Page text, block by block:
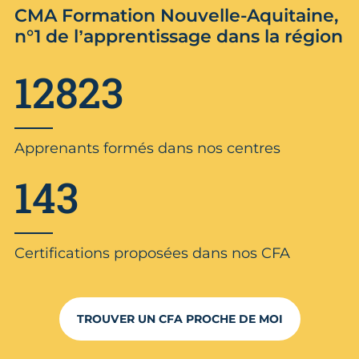
CMA Formation Nouvelle-Aquitaine,
n°1 de l’apprentissage dans la région
12823
Apprenants formés dans nos centres
143
Certifications proposées dans nos CFA
TROUVER UN CFA PROCHE DE MOI